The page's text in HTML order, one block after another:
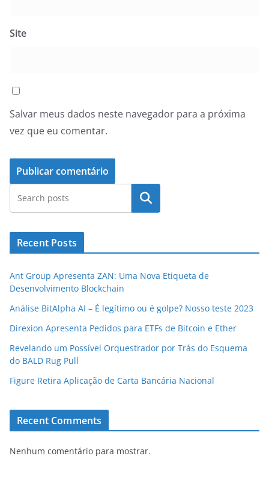
Site
Salvar meus dados neste navegador para a próxima
vez que eu comentar.
Pesquisar
Recent Posts
Ant Group Apresenta ZAN: Uma Nova Etiqueta de
Desenvolvimento Blockchain
Análise BitAlpha AI – É legítimo ou é golpe? Nosso teste 2023
Direxion Apresenta Pedidos para ETFs de Bitcoin e Ether
Revelando um Possível Orquestrador por Trás do Esquema
do BALD Rug Pull
Figure Retira Aplicação de Carta Bancária Nacional
Recent Comments
Nenhum comentário para mostrar.